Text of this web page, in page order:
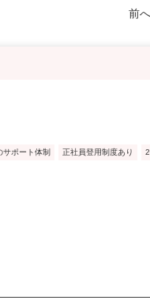
前へ
サポート体制 正社員登用制度あり